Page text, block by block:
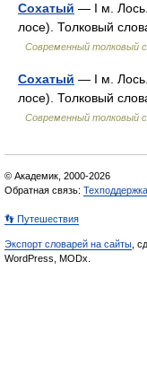
Сохатый — I м.
лосе). Толковый
Современный толковый
Сохатый — I м.
лосе). Толковый
Современный толковый
© Академик, 2000-2026
Обратная связь: Техподдержка
👣 Путешествия
Экспорт словарей на сайты ,
WordPress, MODx.